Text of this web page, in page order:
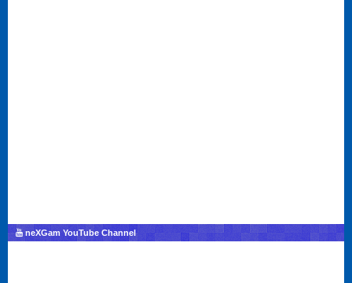
neXGam YouTube Channel